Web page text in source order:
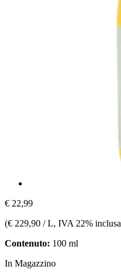
€ 22,99
(€ 229,90 / L, IVA 22% inclusa
Contenuto: 100 ml
In Magazzino